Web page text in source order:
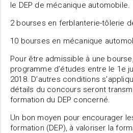
le DEP de mécanique automobile.
2 bourses en ferblanterie-tôlerie
10 bourses en mécanique
Pour être admissible à une
programme d’études entre le 1e
2018. D’autres conditions
détails du concours seront
formation du DEP concerné.
Un bon moyen pour encourager
formation (DEP), à valoriser la